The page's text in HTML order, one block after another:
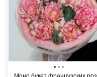
Моно букет французских роз сорта Эсперанса